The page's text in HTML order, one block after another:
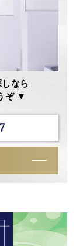
なら
ぞ ▼